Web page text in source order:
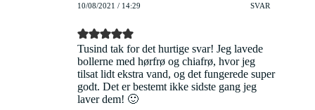
10/08/2021 / 14:29 SVAR
Tusind tak for det hurtige svar! Jeg lavede
bollerne med hørfrø og chiafrø, hvor jeg
tilsat lidt ekstra vand, og det fungerede super
godt. Det er bestemt ikke sidste gang jeg
laver dem! 🙂